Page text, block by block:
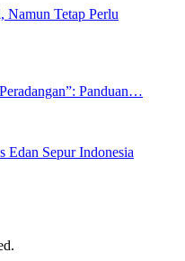
Namun Tetap Perlu
Panduan…
Edan Sepur Indonesia